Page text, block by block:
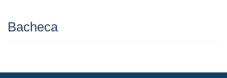
Bacheca